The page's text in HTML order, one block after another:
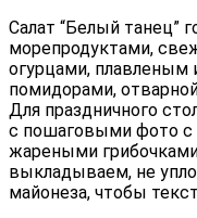
Салат “Белый танец”
морепродуктами,
огурцами, плавленым
помидорами,
Для праздничного
с пошаговыми фото
жареными
выкладываем, не
майонеза, чтобы